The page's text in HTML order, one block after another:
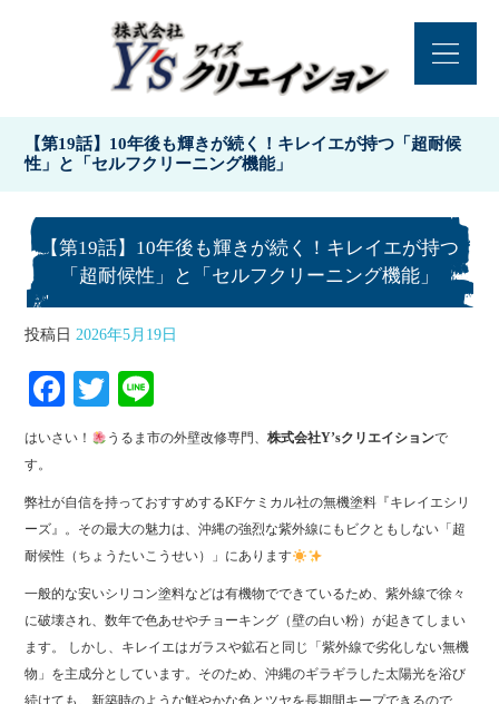
【第19話】10年後も輝きが続く！キレイエが持つ「超耐候
性」と「セルフクリーニング機能」
【第19話】10年後も輝きが続く！キレイエが持つ
「超耐候性」と「セルフクリーニング機能」
投稿日 2026年5月19日
Fa
ce
ok
T
wi
r
ne
はいさい！ うるま市の外壁改修専門、株式会社Y’sクリエイションで
す。
弊社が自信を持っておすすめするKFケミカル社の無機塗料『キレイエシリ
ーズ』。その最大の魅力は、沖縄の強烈な紫外線にもビクともしない「超
耐候性（ちょうたいこうせい）」にあります
一般的な安いシリコン塗料などは有機物でできているため、紫外線で徐々
に破壊され、数年で色あせやチョーキング（壁の白い粉）が起きてしまい
ます。 しかし、キレイエはガラスや鉱石と同じ「紫外線で劣化しない無機
物」を主成分としています。そのため、沖縄のギラギラした太陽光を浴び